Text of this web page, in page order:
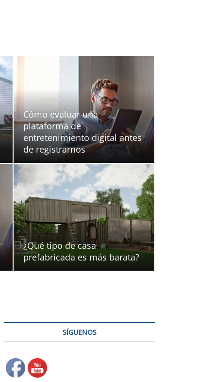
Cómo evaluar una
plataforma de
entretenimiento digital antes
de registrarnos
¿Qué tipo de casa
prefabricada es más barata?
SÍGUENOS